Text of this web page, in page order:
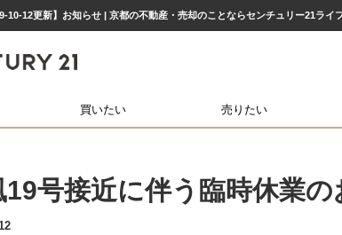
10-12更新】お知らせ | 京都の不動産・売却のことならセンチュリー21ライ
買いたい 売りたい
19号接近に伴う臨時休業の